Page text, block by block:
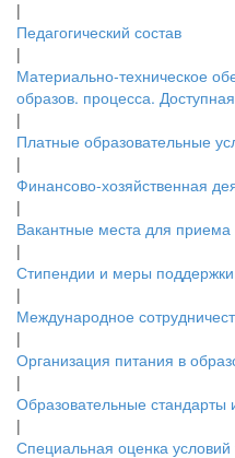
|
Педагогический состав
|
Материально-техническое
образов. процесса.
|
Платные образовательные
|
Финансово-хозяйственная
|
Вакантные места для
|
Стипендии и меры
|
Международное
|
Организация питания в
|
Образовательные стандарты
|
Специальная оценка условий